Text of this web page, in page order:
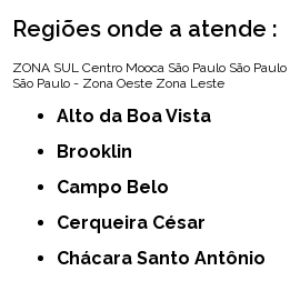
Regiões onde a atende :
ZONA SUL Centro Mooca São Paulo São Paulo
São Paulo - Zona Oeste Zona Leste
Alto da Boa Vista
Brooklin
Campo Belo
Cerqueira César
Chácara Santo Antônio